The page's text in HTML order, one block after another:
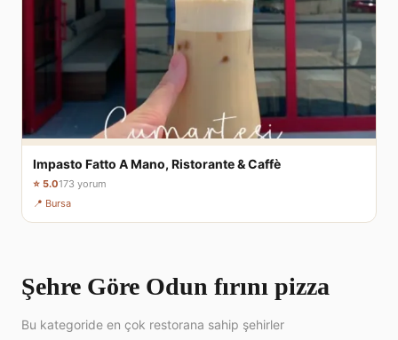
Impasto Fatto A Mano, Ristorante & Caffè
⭐ 5.0173 yorum
📍 Bursa
Şehre Göre Odun fırını pizza
Bu kategoride en çok restorana sahip şehirler